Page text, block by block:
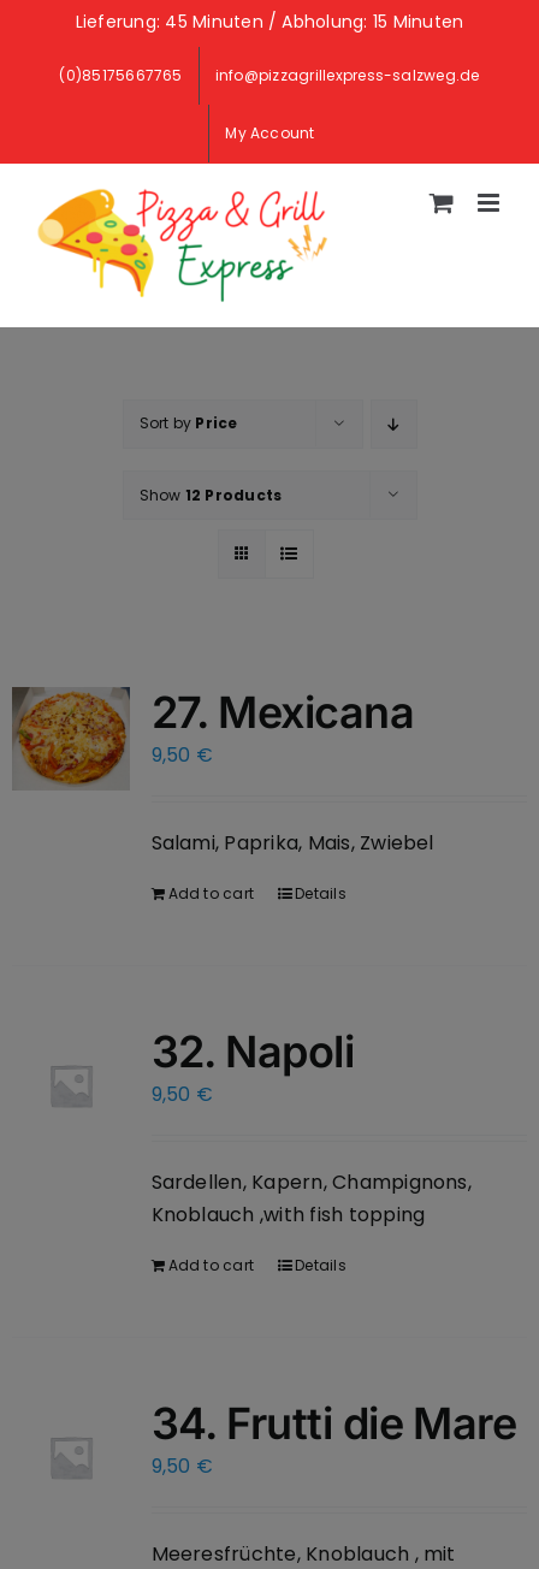
content
Lieferung: 45 Minuten / Abholung: 15 Minuten
(0)85175667765 info@pizzagrillexpress-salzweg.de
My Account
Sort by Price
Show 12 Products
27. Mexicana
9,50 €
Salami, Paprika, Mais, Zwiebel
Add to cart Details
32. Napoli
9,50 €
Sardellen, Kapern, Champignons,
Knoblauch ,with fish topping
Add to cart Details
34. Frutti die Mare
9,50 €
Meeresfrüchte, Knoblauch , mit